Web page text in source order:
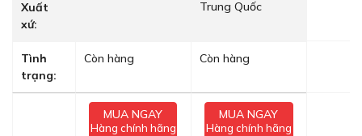
Xuất
xứ:
Trung Quốc
Tình
trạng:
Còn hàng Còn hàng
MUA NGAY
Hàng chính hãng
MUA NGAY
Hàng chính hãng